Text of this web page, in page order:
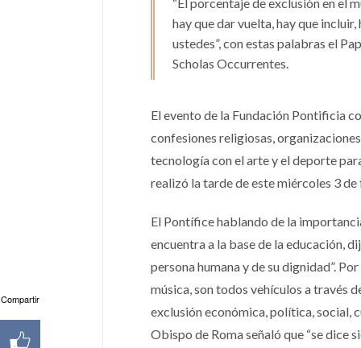
“El porcentaje de exclusión en el
hay que dar vuelta, hay que
ustedes”, con estas palabras el
Scholas Occurrentes.
El evento de la Fundación Pontificia
confesiones religiosas,
tecnología con el arte y el deporte
realizó la tarde de este miércoles 3
El Pontífice hablando de la
encuentra a la base de la educación,
persona humana y de su dignidad”.
música, son todos vehículos a través
exclusión económica, política, social,
Obispo de Roma señaló que “se dice
Compartir